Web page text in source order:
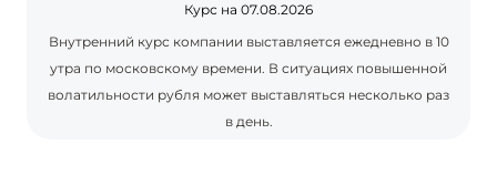
21 марта 2024
Курс на 07.08.2026
Внутренний курс компании выставляется ежедневно в 10
утра по московскому времени. В ситуациях повышенной
волатильности рубля может выставляться несколько раз
в день.